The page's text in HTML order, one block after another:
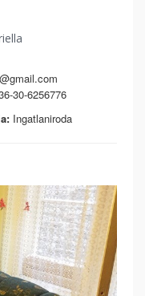
30-6256776
Ingatlaniroda